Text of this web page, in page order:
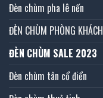
Đèn chùm pha lê nến
ĐÈN CHÙM PHÒNG KHÁCH
ĐÈN CHÙM SALE 2023
Đèn chùm tân cổ điển